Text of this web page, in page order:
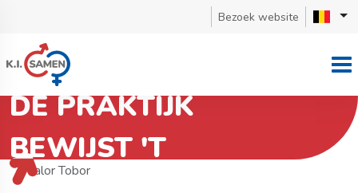
Bezoek website
DE PRAKTIJK
BEWIJST 'T
Terug naar stierzoeker
Valor Tobor